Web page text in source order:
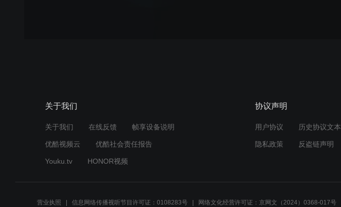
关于我们
关于我们 在线反馈 帧享设备说明
优酷视频云 优酷社会责任报告
Youku.tv HONOR视频
协议声明
用户协议 历史协议文本
隐私政策 反盗链声明
营业执照 信息网络传播视听节目许可证：0108283号 网络文化经营许可证：京网文（2024）0368-017号